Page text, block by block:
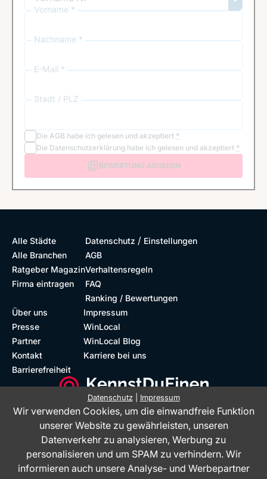
Vorname *
Nachname *
E-Mail *
Stadt / PLZ
Die AGB habe ich gelesen und akzeptiert *
Die Datenschutzerklärung habe ich gelesen und akzeptiert *
BEWERTUNG ABGEBEN
Alle Städte
Alle Branchen
Ratgeber Magazin
Firma eintragen
Datenschutz / Einstellungen
AGB
Verhaltensregeln
FAQ
Ranking / Bewertungen
Über uns
Presse
Partner
Kontakt
Barrierefreiheit
Impressum
WinLocal
WinLocal Blog
Karriere bei uns
Datenschutz| Impressum
Wir verwenden Cookies, um die einwandfreie Funktion
unserer Website zu gewährleisten, unseren
Datenverkehr zu analysieren, Werbung zu
personalisieren und um SPAM zu verhindern. Wir
informieren auch unsere Analyse- und Werbepartner